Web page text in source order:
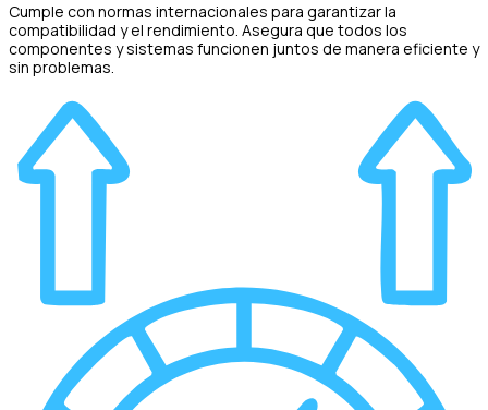
Cumple con normas internacionales para garantizar la
compatibilidad y el rendimiento. Asegura que todos los
componentes y sistemas funcionen juntos de manera eficiente y
sin problemas.